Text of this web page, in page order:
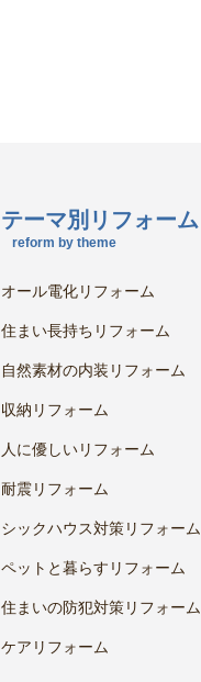
テーマ別リフォーム
reform by theme
オール電化リフォーム
住まい長持ちリフォーム
自然素材の内装リフォーム
収納リフォーム
人に優しいリフォーム
耐震リフォーム
シックハウス対策リフォーム
ペットと暮らすリフォーム
住まいの防犯対策リフォーム
ケアリフォーム